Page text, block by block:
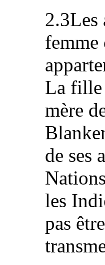
2.3Les
femme
La fille
mère
de ses
les
pas